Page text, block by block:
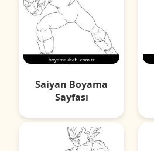
Saiyan Boyama
Sayfası